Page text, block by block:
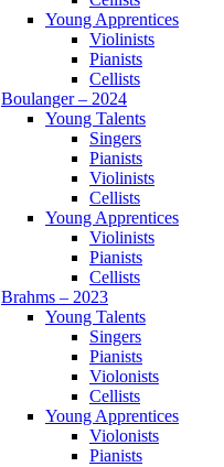
Young Apprentices
Violinists
Pianists
Cellists
Boulanger – 2024
Young Talents
Singers
Pianists
Violinists
Cellists
Young Apprentices
Violinists
Pianists
Cellists
Brahms – 2023
Young Talents
Singers
Pianists
Violonists
Cellists
Young Apprentices
Violonists
Pianists